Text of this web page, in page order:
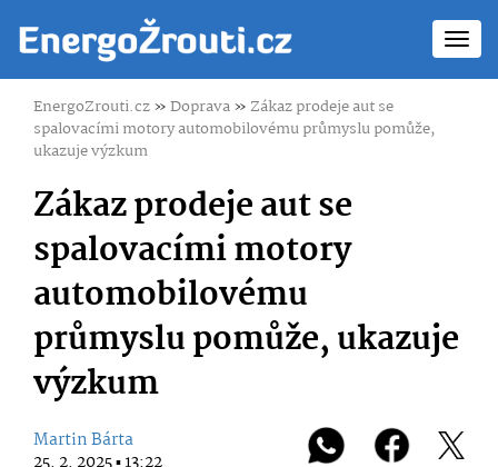
EnergoZrouti.cz»Doprava»Zákaz prodeje aut se
spalovacími motory automobilovému průmyslu pomůže,
ukazuje výzkum
Zákaz prodeje aut se
spalovacími motory
automobilovému
průmyslu pomůže, ukazuje
výzkum
Martin Bárta